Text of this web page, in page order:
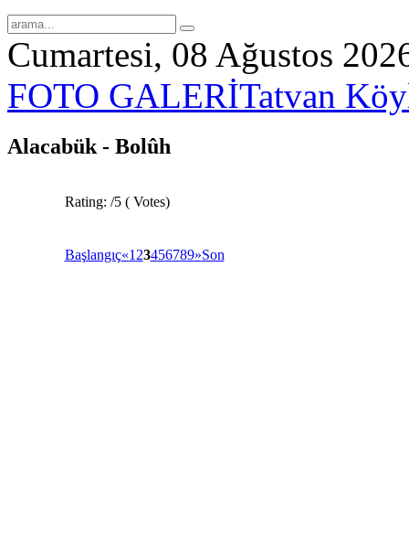
Cumartesi, 08 Ağustos
FOTO GALERİTatvan
Alacabük - Bolûh
Rating: /5 ( Votes)
Başlangıç«1 23456789»Son